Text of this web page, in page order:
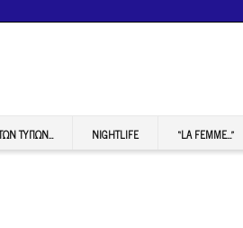
ΤΥΠΩΝ… NIGHTLIFE “LA FEMME…”